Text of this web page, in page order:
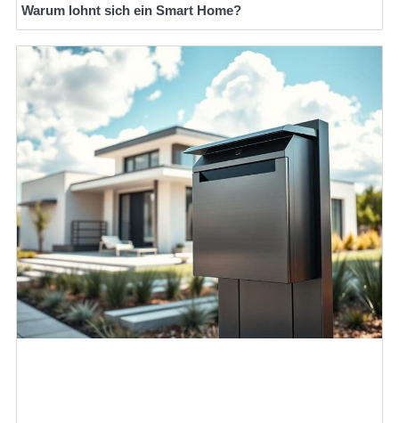
Warum lohnt sich ein Smart Home?